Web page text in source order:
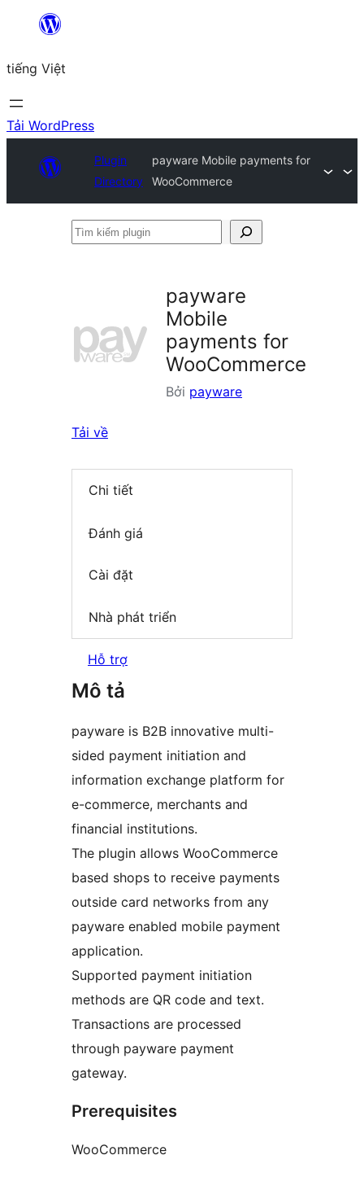
Chuyển
phần
nội
dung
tiếng Việt
Tải WordPress
Plugin
Directory
payware Mobile payments for
WooCommerce
Tìm
payware
Mobile
payments for
WooCommerce
Bởi payware
Tải về
Chi tiết
Đánh giá
Cài đặt
Nhà phát triển
Hỗ trợ
Mô tả
payware is B2B innovative multi-
sided payment initiation and
information exchange platform for
e-commerce, merchants and
financial institutions.
The plugin allows WooCommerce
based shops to receive payments
outside card networks from any
payware enabled mobile payment
application.
Supported payment initiation
methods are QR code and text.
Transactions are processed
through payware payment
gateway.
Prerequisites
WooCommerce